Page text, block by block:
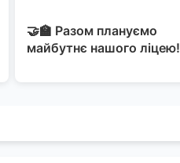
🤝🏫 Разом плануємо
майбутнє нашого ліцею!